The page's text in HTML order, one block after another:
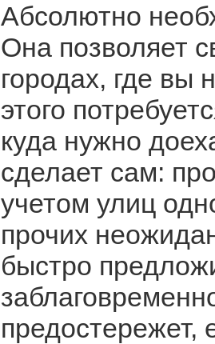
Абсолютно
Она позволяет
городах, где вы
этого
куда нужно
сделает сам:
учетом улиц
прочих
быстро
предостережет,